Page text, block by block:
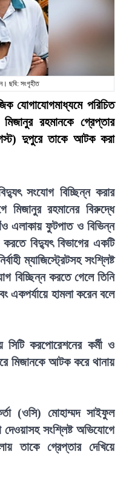
ছবি: সংগৃহীত
যোগাযোগমাধ্যমে পরিচিত
রহমানকে গ্রেপ্তার
দুপুরে তাকে আটক করা
সংযোগ বিচ্ছিন্ন করার
মিজানুর রহমানের বিরুদ্ধে
এলাকায় ফুটপাত ও বিভিন্ন
বিদ্যুৎ বিভাগের একটি
ম্যাজিস্ট্রেটসহ সংশ্লিষ্ট
বিচ্ছিন্ন করতে গেলে তিনি
একপর্যায়ে হামলা করেন বলে
সিটি করপোরেশনের কর্মী ও
মিজানকে আটক করে থানায়
(ওসি) মোহাম্মদ সাইফুল
দেওয়াসহ সংশ্লিষ্ট অভিযোগে
তাকে গ্রেপ্তার দেখিয়ে